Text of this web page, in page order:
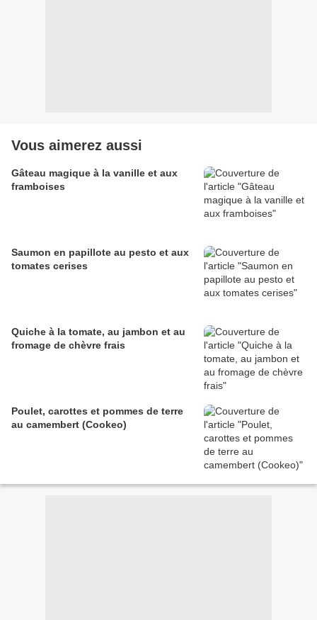
Vous aimerez aussi
Gâteau magique à la vanille et aux
framboises
Saumon en papillote au pesto et aux
tomates cerises
Quiche à la tomate, au jambon et au
fromage de chèvre frais
Poulet, carottes et pommes de terre
au camembert (Cookeo)